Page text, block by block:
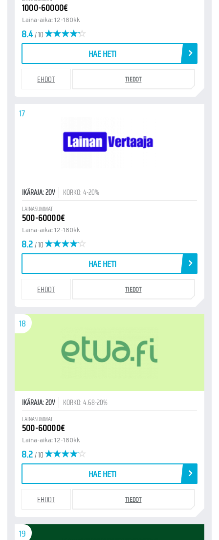
1000-60000€
Laina-aika: 12-180kk
8.4/ 10
HAE HETI
EHDOT TIEDOT
17
IKÄRAJA: 20V KORKO: 4-20%
LAINASUMMAT
500-60000€
Laina-aika: 12-180kk
8.2/ 10
HAE HETI
EHDOT TIEDOT
18
IKÄRAJA: 20V KORKO: 4.68-20%
LAINASUMMAT
500-60000€
Laina-aika: 12-180kk
8.2/ 10
HAE HETI
EHDOT TIEDOT
19